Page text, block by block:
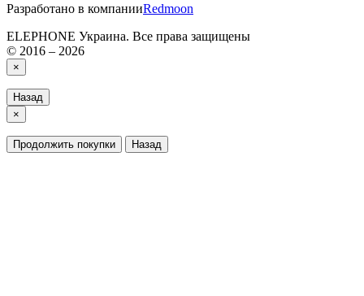
Разработано в компанииRedmoon
ELEPHONE Украина. Все права защищены
© 2016 – 2026
×
Назад
×
Продолжить покупки Назад